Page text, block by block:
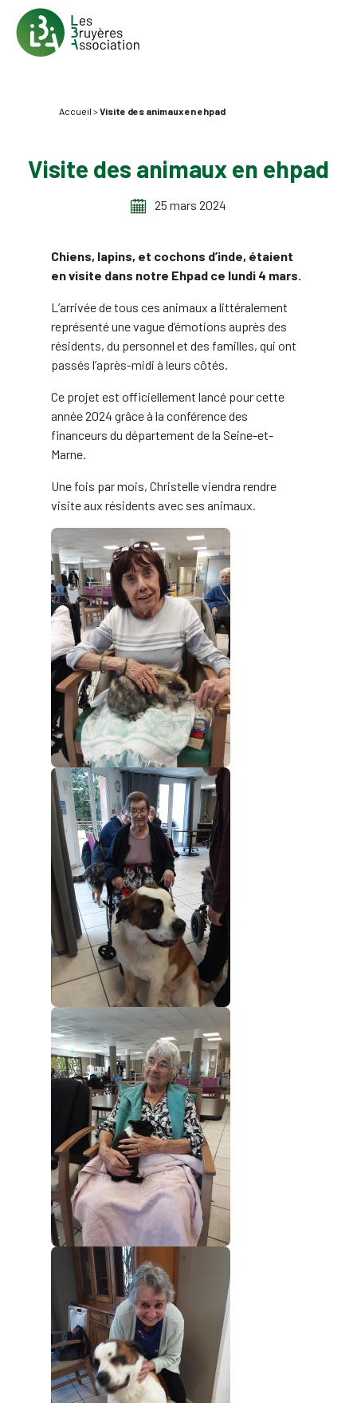
Accueil >Visite des animaux en ehpad
Visite des animaux en ehpad
25 mars 2024
Chiens, lapins, et cochons d’inde, étaient
en visite dans notre Ehpad ce lundi 4 mars.
L’arrivée de tous ces animaux a littéralement
représenté une vague d’émotions auprès des
résidents, du personnel et des familles, qui ont
passés l’après-midi à leurs côtés.
Ce projet est officiellement lancé pour cette
année 2024 grâce à la conférence des
financeurs du département de la Seine-et-
Marne.
Une fois par mois, Christelle viendra rendre
visite aux résidents avec ses animaux.